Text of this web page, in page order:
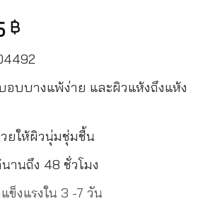
฿
อบบางแพ้ง่าย และผิวแห้งถึงแห้ง
ยให้ผิวนุ่มชุ่มชื้น
านถึง 48 ชั่วโมง
ข็งแรงใน 3 -7 วัน